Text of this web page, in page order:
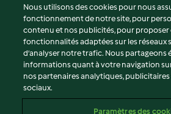
© Copyright 2026
Conditions d'utilisation
Politique de confidentialité
Non-responsabilité
Mentions légales
Nous utilisons des cookies pour nous
fonctionnement de notre site, pour
contenu et nos publicités, pour proposer
fonctionnalités adaptées sur les réseaux
d’analyser notre trafic. Nous partageons
informations quant à votre navigation
nos partenaires analytiques, publicitaires
sociaux.
Paramètres des